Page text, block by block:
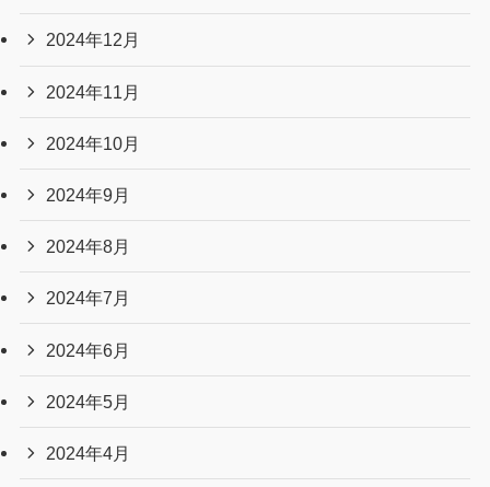
2024年12月
2024年11月
2024年10月
2024年9月
2024年8月
2024年7月
2024年6月
2024年5月
2024年4月